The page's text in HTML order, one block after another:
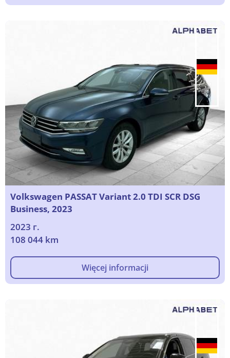
Volkswagen PASSAT Variant 2.0 TDI SCR DSG
Business, 2023
2023 г.
108 044 km
Więcej informacji